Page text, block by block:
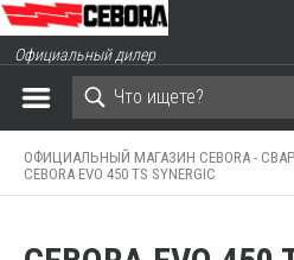
Официальный дилер
ОФИЦИАЛЬНЫЙ МАГАЗИН CEBORA -
CEBORA EVO 450 TS SYNERGIC